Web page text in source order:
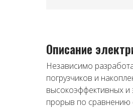
Описание
Независимо
погрузчиков и
высокоэффективных и
прорыв по сравнению